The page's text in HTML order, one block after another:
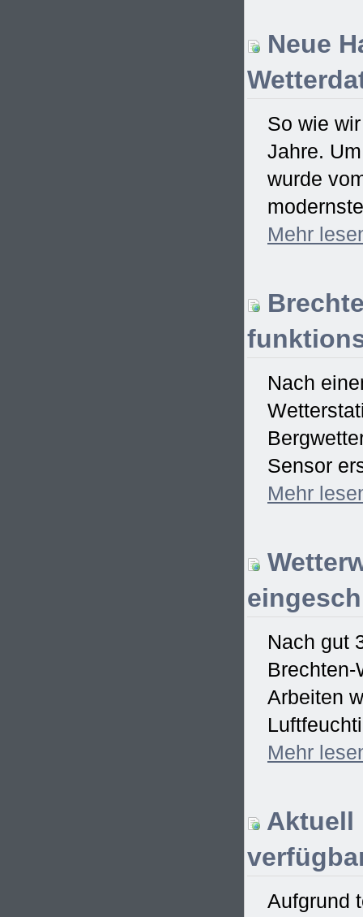
Neue
So wie
Jahre.
wurde
Mehr
Nach
Sensor
Mehr
Nach gut
Brechten-
Arbeiten
Mehr
Aktuell
Aufgrund